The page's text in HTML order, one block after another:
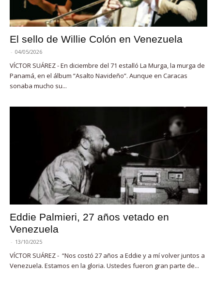
El sello de Willie Colón en Venezuela
- 04/05/2026
VÍCTOR SUÁREZ - En diciembre del 71 estalló La Murga, la murga de
Panamá, en el álbum “Asalto Navideño”. Aunque en Caracas
sonaba mucho su...
Eddie Palmieri, 27 años vetado en
Venezuela
- 13/10/2025
VÍCTOR SUÁREZ - “Nos costó 27 años a Eddie y a mí volver juntos a
Venezuela. Estamos en la gloria. Ustedes fueron gran parte de...